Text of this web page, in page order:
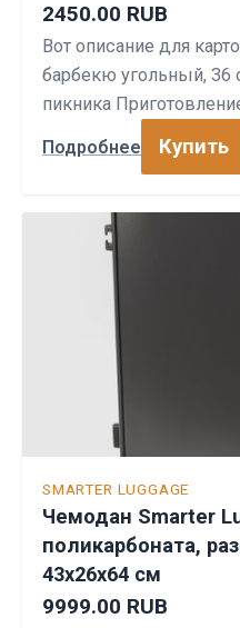
2450.00 RUB
Вот описание для
барбекю угольный, 36
пикника
Подробнее Купить
SMARTER LUGGAGE
Чемодан Smarter
поликарбоната,
43х26х64 см
9999.00 RUB